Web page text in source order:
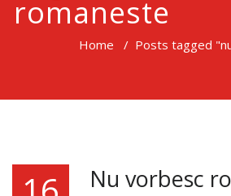
romaneste
Home / Posts tagged
Nu vorbesc